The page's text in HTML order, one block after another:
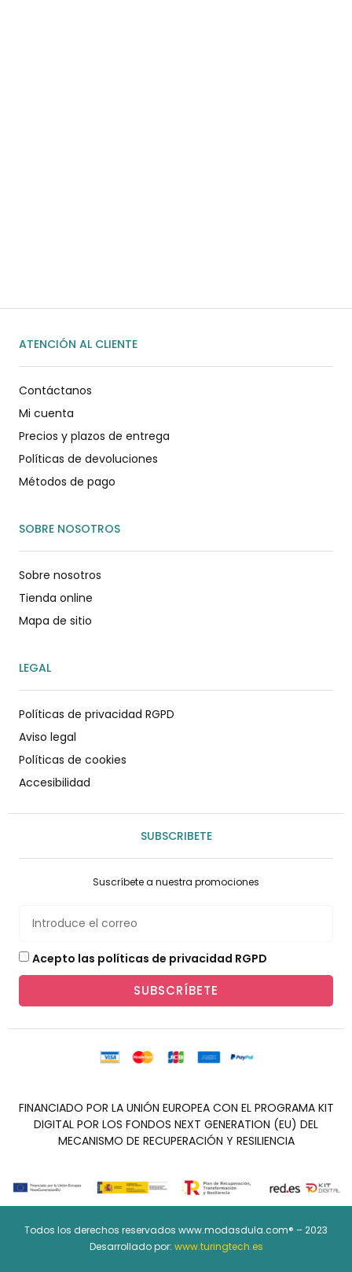
ATENCIÓN AL CLIENTE
Contáctanos
Mi cuenta
Precios y plazos de entrega
Políticas de devoluciones
Métodos de pago
SOBRE NOSOTROS
Sobre nosotros
Tienda online
Mapa de sitio
LEGAL
Políticas de privacidad RGPD
Aviso legal
Políticas de cookies
Accesibilidad
SUBSCRIBETE
Suscríbete a nuestra promociones
Acepto las políticas de privacidad RGPD
SUBSCRÍBETE
FINANCIADO POR LA UNIÓN EUROPEA CON EL PROGRAMA KIT
DIGITAL POR LOS FONDOS NEXT GENERATION (EU) DEL
MECANISMO DE RECUPERACIÓN Y RESILIENCIA
Todos los derechos reservados www.modasdula.com® – 2023
Desarrollado por: www.turingtech.es